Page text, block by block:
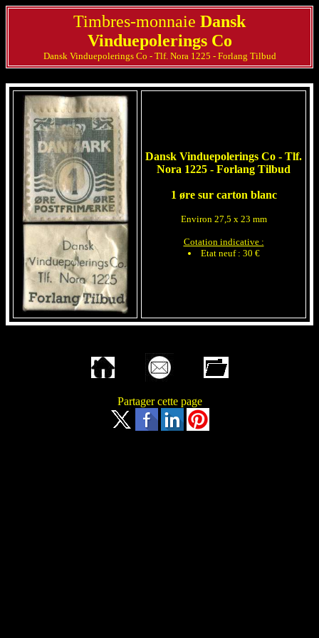
Timbres-monnaie Dansk
Vinduepolerings Co
Dansk Vinduepolerings Co - Tlf. Nora 1225 - Forlang Tilbud
Dansk Vinduepolerings Co - Tlf.
Nora 1225 - Forlang Tilbud
1 øre sur carton blanc
Environ 27,5 x 23 mm
Cotation indicative :
Etat neuf : 30 €
Partager cette page